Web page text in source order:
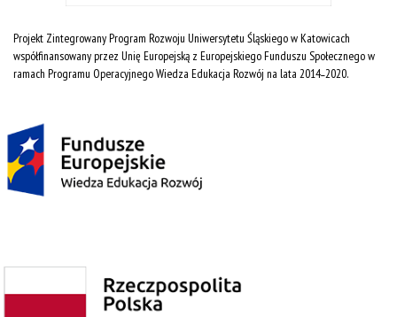
Projekt Zintegrowany Program Rozwoju Uniwersytetu Śląskiego w Katowicach
współfinansowany przez Unię Europejską z Europejskiego Funduszu Społecznego w
ramach Programu Operacyjnego Wiedza Edukacja Rozwój na lata 2014˗2020.